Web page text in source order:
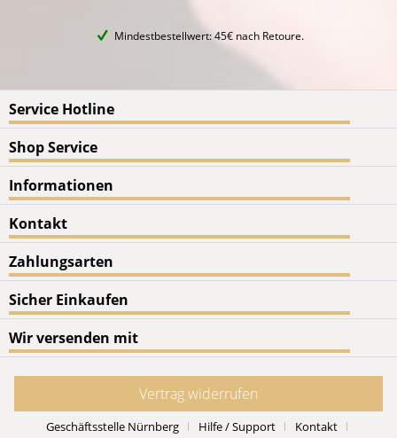
Mindestbestellwert: 45€ nach Retoure.
Service Hotline
Shop Service
Informationen
Kontakt
Zahlungsarten
Sicher Einkaufen
Wir versenden mit
Vertrag widerrufen
Geschäftsstelle Nürnberg Hilfe / Support Kontakt